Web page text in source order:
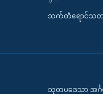
သက်တံရောင်သတ
သုတပဒေသာ အင်္